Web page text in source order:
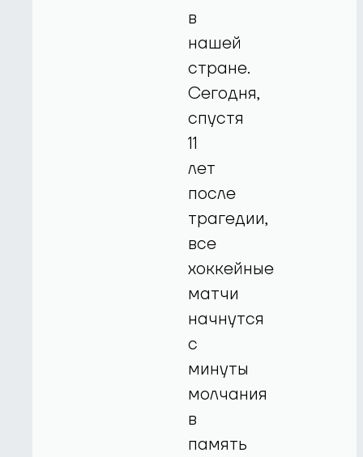
в
нашей
стране.
Сегодня,
спустя
11
лет
после
трагедии,
все
хоккейные
матчи
начнутся
с
минуты
молчания
в
память